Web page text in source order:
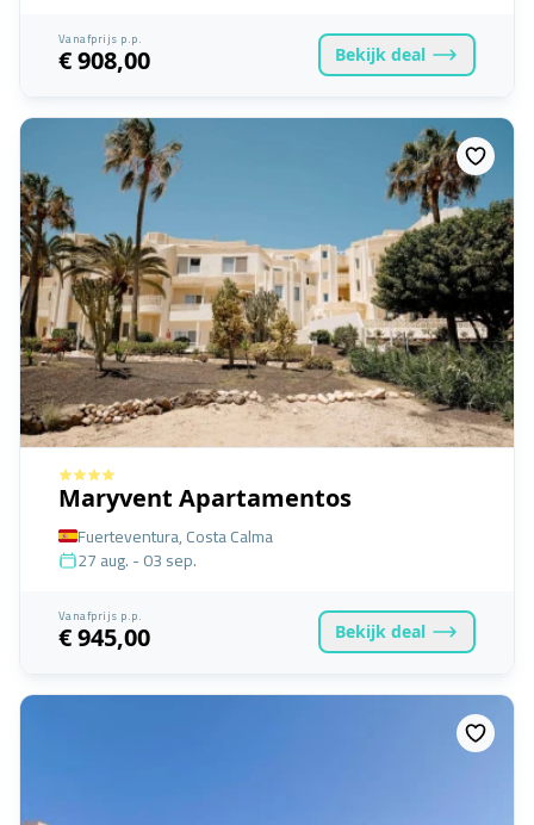
Vanafprijs p.p.
€ 908,00 Bekijk deal
Maryvent Apartamentos
Fuerteventura, Costa Calma
27 aug. - 03 sep.
Vanafprijs p.p.
€ 945,00 Bekijk deal